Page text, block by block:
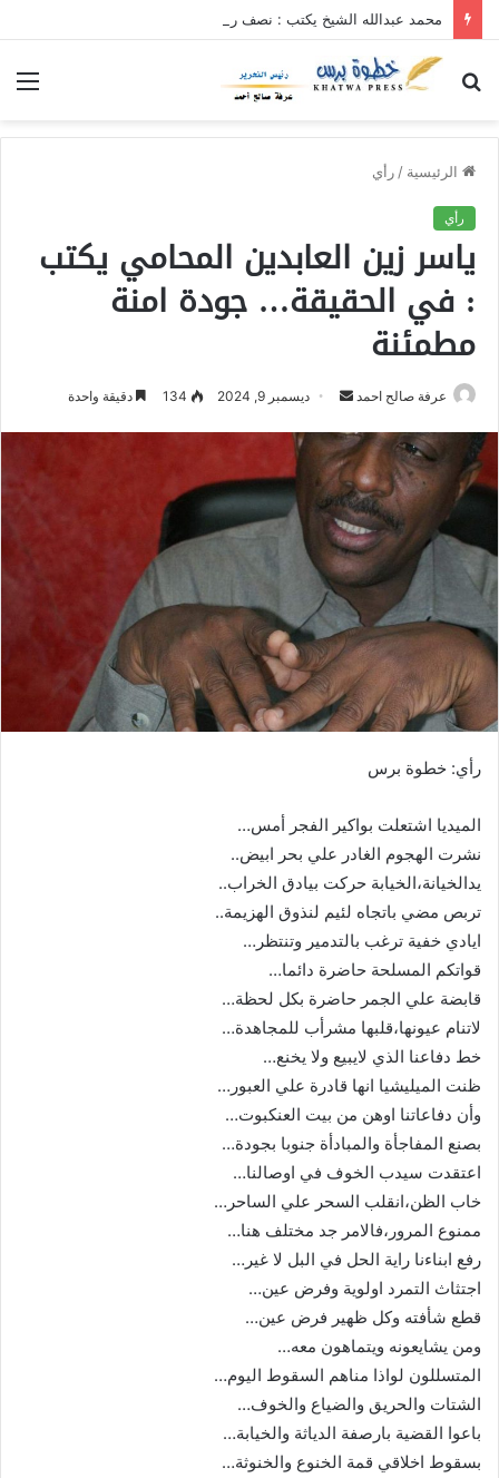
الرئيسية / رأي
رأي
ياسر زين العابدين المحامي يكتب
: في الحقيقة… جودة امنة
مطمئنة
عرفة صالح احمد
س
ل
ب
ر
ي
د
إ
ل
ك
ت
ي
ديسمبر 9, 2024 134 دقيقة واحدة
رأي: خطوة برس
الميديا اشتعلت بواكير الفجر أمس…
نشرت الهجوم الغادر علي بحر ابيض..
يدالخيانة،الخيابة حركت بيادق الخراب..
تربص مضي باتجاه لئيم لنذوق الهزيمة..
ايادي خفية ترغب بالتدمير وتنتظر…
قواتكم المسلحة حاضرة دائما…
قابضة علي الجمر حاضرة بكل لحظة…
لاتنام عيونها،قلبها مشرأب للمجاهدة…
خط دفاعنا الذي لايبيع ولا يخنع…
ظنت الميليشيا انها قادرة علي العبور…
وأن دفاعاتنا اوهن من بيت العنكبوت…
بصنع المفاجأة والمبادأة جنوبا بجودة…
اعتقدت سيدب الخوف في اوصالنا…
خاب الظن،انقلب السحر علي الساحر…
ممنوع المرور،فالامر جد مختلف هنا…
رفع ابناءنا راية الحل في البل لا غير…
اجتثاث التمرد اولوية وفرض عين…
قطع شأفته وكل ظهير فرض عين…
ومن يشايعونه ويتماهون معه…
المتسللون لواذا مناهم السقوط اليوم…
الشتات والحريق والضياع والخوف…
باعوا القضية بارصفة الدياثة والخيابة…
بسقوط اخلاقي قمة الخنوع والخنوثة…